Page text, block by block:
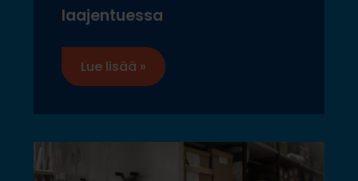
laajentuessa
Lue lisää »